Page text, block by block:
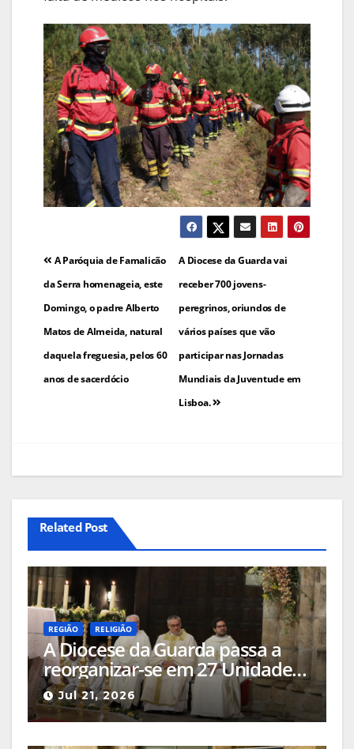
Navegação
de
artigos
A Diocese da Guarda vai
receber 700 jovens-
peregrinos, oriundos de
vários países que vão
participar nas Jornadas
Mundiais da Juventude em
Lisboa.
A Paróquia de Famalicão
da Serra homenageia, este
Domingo, o padre Alberto
Matos de Almeida, natural
daquela freguesia, pelos 60
anos de sacerdócio
Related Post
REGIÃO RELIGIÃO
A Diocese da Guarda passa a
reorganizar-se em 27 Unidades
Pastorais e ajusta a composição
de vários Arciprestados
Jul 21, 2026